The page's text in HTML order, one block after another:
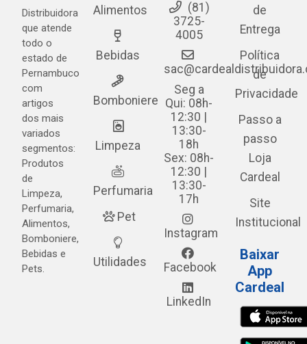
Distribuidora
que atende
todo o
estado de
Pernambuco
com
artigos
dos mais
variados
segmentos:
Produtos
de
Limpeza,
Perfumaria,
Alimentos,
Bomboniere,
Bebidas e
Pets.
Alimentos
Bebidas
Bomboniere
Limpeza
Perfumaria
Pet
Utilidades
(81)
3725-
4005
Seg a
Qui: 08h-
12:30 |
13:30-
18h
Sex: 08h-
12:30 |
13:30-
17h
Instagram
Facebook
LinkedIn
de
Entrega
Política
de
Privacidade
Passo a
passo
Loja
Cardeal
Site
Institucional
Baixar
App
Cardeal